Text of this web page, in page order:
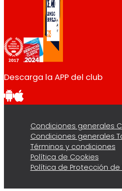
Descarga la APP del club
Condiciones generales
Condiciones generales
Términos y condiciones
Política de Cookies
Política de Protección de